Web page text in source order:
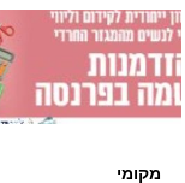
מקומי